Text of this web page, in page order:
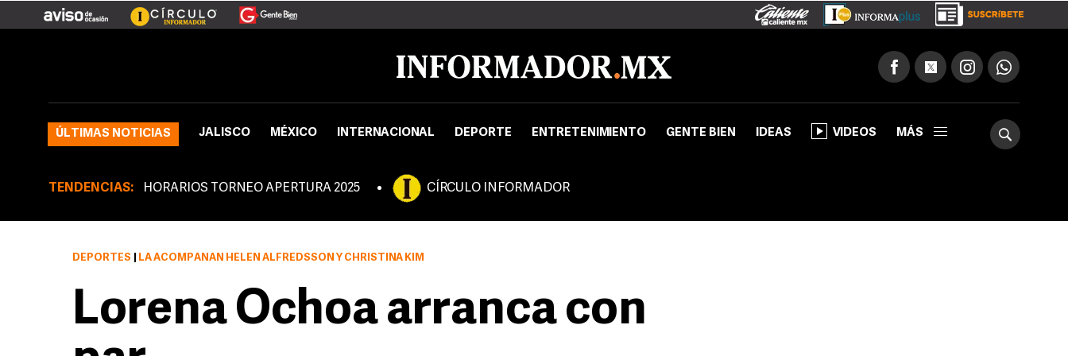
ÚLTIMAS NOTICIAS JALISCO MÉXICO INTERNACIONAL DEPORTE ENTRETENIMIENTO GENTE BIEN IDEAS VIDEOS MÁS
TENDENCIAS: HORARIOS TORNEO APERTURA 2025 CÍRCULO INFORMADOR
DEPORTES LA ACOMPAÑAN HELEN ALFREDSSON Y CHRISTINA KIM
Lorena Ochoa arranca con